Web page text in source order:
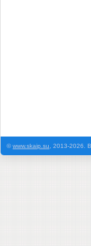
©www.skaip.su , 2013-2026.